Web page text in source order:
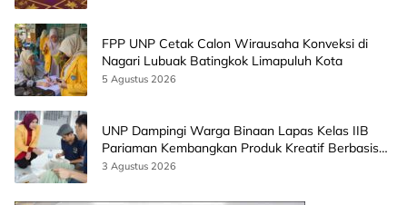
FPP UNP Cetak Calon Wirausaha Konveksi di
Nagari Lubuak Batingkok Limapuluh Kota
5 Agustus 2026
UNP Dampingi Warga Binaan Lapas Kelas IIB
Pariaman Kembangkan Produk Kreatif Berbasis
AI
3 Agustus 2026